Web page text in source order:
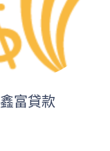
鑫富貸款